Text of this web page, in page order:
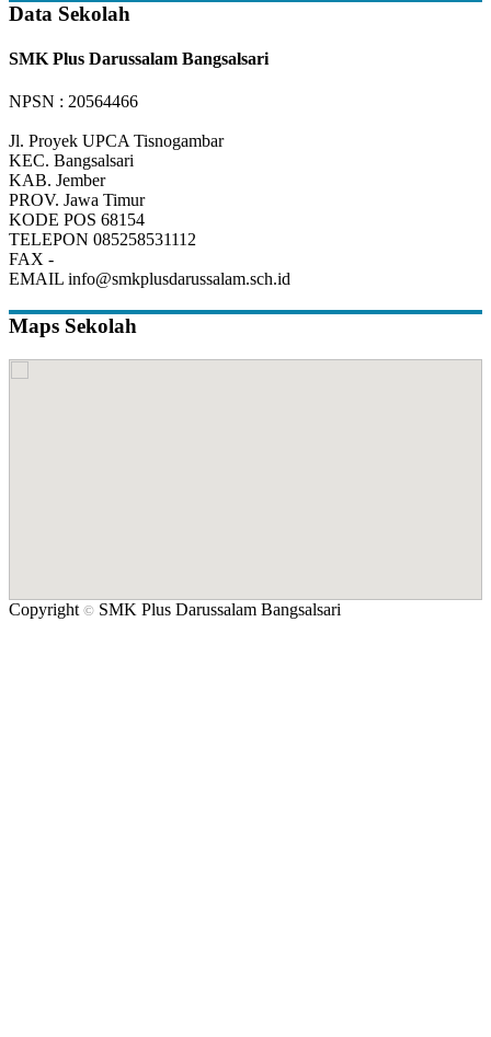
Data Sekolah
SMK Plus Darussalam Bangsalsari
NPSN : 20564466
Jl. Proyek UPCA Tisnogambar
KEC. Bangsalsari
KAB. Jember
PROV. Jawa Timur
KODE POS 68154
TELEPON 085258531112
FAX -
EMAIL info@smkplusdarussalam.sch.id
Maps Sekolah
Copyright © SMK Plus Darussalam Bangsalsari